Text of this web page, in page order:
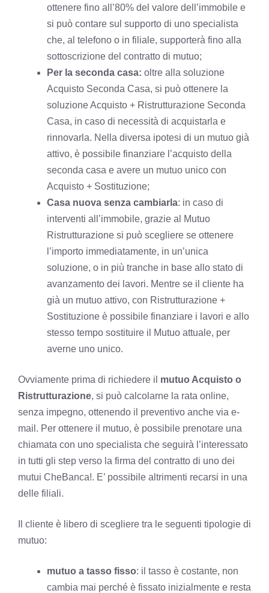
ottenere fino all’80% del valore dell’immobile e
si può contare sul supporto di uno specialista
che, al telefono o in filiale, supporterà fino alla
sottoscrizione del contratto di mutuo;
Per la seconda casa: oltre alla soluzione
Acquisto Seconda Casa, si può ottenere la
soluzione Acquisto + Ristrutturazione Seconda
Casa, in caso di necessità di acquistarla e
rinnovarla. Nella diversa ipotesi di un mutuo già
attivo, è possibile finanziare l’acquisto della
seconda casa e avere un mutuo unico con
Acquisto + Sostituzione;
Casa nuova senza cambiarla: in caso di
interventi all’immobile, grazie al Mutuo
Ristrutturazione si può scegliere se ottenere
l’importo immediatamente, in un’unica
soluzione, o in più tranche in base allo stato di
avanzamento dei lavori. Mentre se il cliente ha
già un mutuo attivo, con Ristrutturazione +
Sostituzione è possibile finanziare i lavori e allo
stesso tempo sostituire il Mutuo attuale, per
averne uno unico.
Ovviamente prima di richiedere il mutuo Acquisto o
Ristrutturazione, si può calcolarne la rata online,
senza impegno, ottenendo il preventivo anche via e-
mail. Per ottenere il mutuo, è possibile prenotare una
chiamata con uno specialista che seguirà l’interessato
in tutti gli step verso la firma del contratto di uno dei
mutui CheBanca!. E’ possibile altrimenti recarsi in una
delle filiali.
Il cliente è libero di scegliere tra le seguenti tipologie di
mutuo:
mutuo a tasso fisso: il tasso è costante, non
cambia mai perché è fissato inizialmente e resta